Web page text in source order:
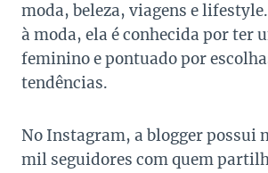
moda, beleza, viagens e
à moda, ela é conhecida por ter
feminino e pontuado por
tendências.
No Instagram, a blogger possui
mil seguidores com quem